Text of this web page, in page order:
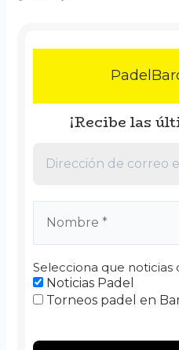
¡Recibe las
Selecciona que noticias
Noticias Padel
Torneos padel en